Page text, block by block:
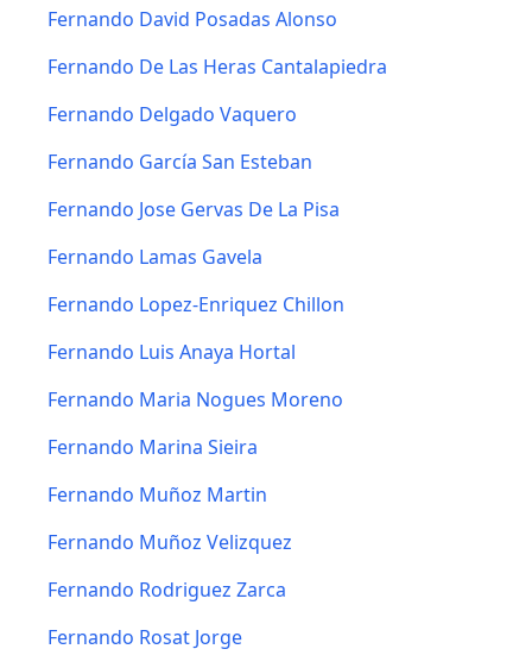
Fernando David Posadas Alonso
Fernando De Las Heras Cantalapiedra
Fernando Delgado Vaquero
Fernando García San Esteban
Fernando Jose Gervas De La Pisa
Fernando Lamas Gavela
Fernando Lopez-Enriquez Chillon
Fernando Luis Anaya Hortal
Fernando Maria Nogues Moreno
Fernando Marina Sieira
Fernando Muñoz Martin
Fernando Muñoz Velizquez
Fernando Rodriguez Zarca
Fernando Rosat Jorge